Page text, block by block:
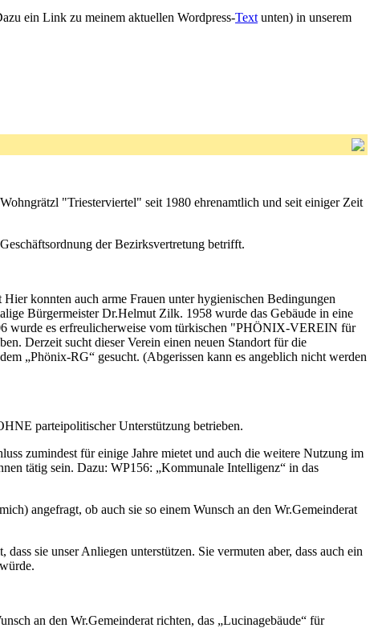
ein Link zu meinem aktuellen Wordpress-Text unten) in unserem
"Triesterviertel" seit 1980 ehrenamtlich und seit einiger Zeit
der Bezirksvertretung betrifft.
konnten auch arme Frauen unter hygienischen Bedingungen
Bürgermeister Dr.Helmut Zilk. 1958 wurde das Gebäude in eine
wurde es erfreulicherweise vom türkischen "PHÖNIX-VEREIN für
Derzeit sucht dieser Verein einen neuen Standort für die
„Phönix-RG“ gesucht. (Abgerissen kann es angeblich nicht werden
parteipolitischer Unterstützung betrieben.
zumindest für einige Jahre mietet und auch die weitere Nutzung im
tätig sein. Dazu: WP156: „Kommunale Intelligenz“ in das
angefragt, ob auch sie so einem Wunsch an den Wr.Gemeinderat
sie unser Anliegen unterstützen. Sie vermuten aber, dass auch ein
an den Wr.Gemeinderat richten, das „Lucinagebäude“ für